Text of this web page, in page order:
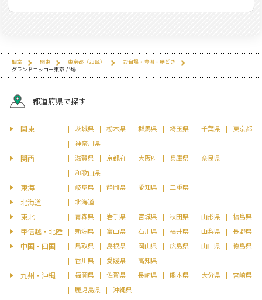
個室 関東 東京都（23区）
お台場・豊洲・勝どき
グランドニッコー東京 台場
都道府県で探す
関東 茨城県 栃木県 群馬県 埼玉県 千葉県
東京都
神奈川県
関西 滋賀県 京都府 大阪府 兵庫県
奈良県
和歌山県
東海 岐阜県 静岡県 愛知県 三重県
北海道 北海道
東北 青森県 岩手県 宮城県 秋田県 山形県 福島県
甲信越・北陸 新潟県 富山県 石川県 福井県 山梨県 長野県
中国・四国 鳥取県 島根県 岡山県 広島県 山口県
徳島県
香川県
愛媛県 高知県
九州・沖縄 福岡県 佐賀県 長崎県 熊本県 大分県
宮崎県
鹿児島県
沖縄県